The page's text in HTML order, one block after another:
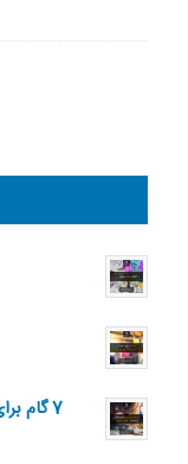
7 گام برای اجرای کمپین‌های بازاریابی در فضای مجازی